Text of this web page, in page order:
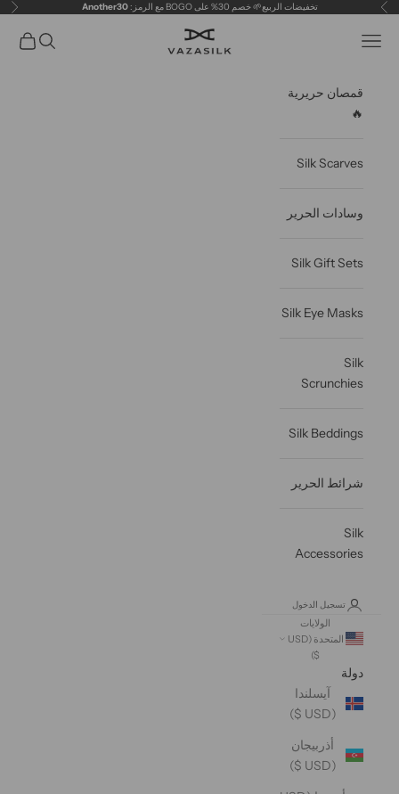
تخطى الى المحتوى
سابق تخفيضات الربيع🌱 خصم 30% على BOGO مع الرمز: Another30
VAZASILK فتح قائمة التنقل فتح البحث
عربة
قمصان حريرية
🔥
Silk Scarves
وسادات الحرير
Silk Gift Sets
Silk Eye Masks
Silk
Scrunchies
Silk Beddings
شرائط الحرير
Silk
Accessories
تسجيل الدخول
الولايات
المتحدة (USD
$)
دولة
آيسلندا
(USD $)
أذربيجان
(USD $)